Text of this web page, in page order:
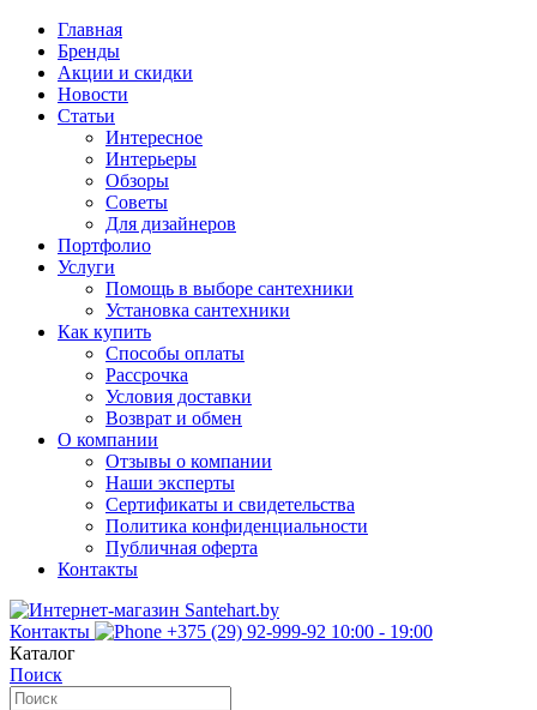
Главная
Бренды
Акции и скидки
Новости
Статьи
Интересное
Интерьеры
Обзоры
Советы
Для дизайнеров
Портфолио
Услуги
Помощь в выборе сантехники
Установка сантехники
Как купить
Способы оплаты
Рассрочка
Условия доставки
Возврат и обмен
О компании
Отзывы о компании
Наши эксперты
Сертификаты и свидетельства
Политика конфиденциальности
Публичная оферта
Контакты
Контакты +375 (29) 92-999-92 10:00 - 19:00
Каталог
Поиск